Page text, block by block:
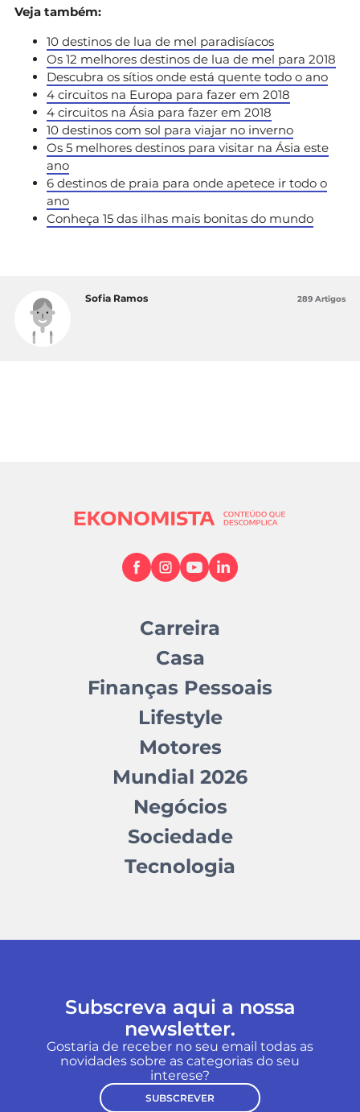
Veja também:
10 destinos de lua de mel paradisíacos
Os 12 melhores destinos de lua de mel para 2018
Descubra os sítios onde está quente todo o ano
4 circuitos na Europa para fazer em 2018
4 circuitos na Ásia para fazer em 2018
10 destinos com sol para viajar no inverno
Os 5 melhores destinos para visitar na Ásia este
ano
6 destinos de praia para onde apetece ir todo o
ano
Conheça 15 das ilhas mais bonitas do mundo
Sofia Ramos 289 Artigos
Carreira
Casa
Finanças Pessoais
Lifestyle
Motores
Mundial 2026
Negócios
Sociedade
Tecnologia
Subscreva aqui a nossa
newsletter.
Gostaria de receber no seu email todas as
novidades sobre as categorias do seu
interese?
SUBSCREVER